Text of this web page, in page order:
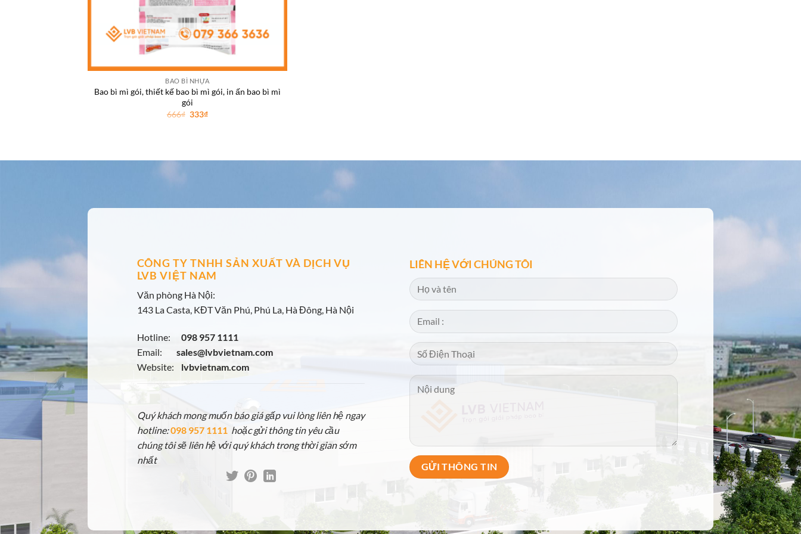
BAO BÌ NHỰA
Bao bì mì gói, thiết kế bao bì mì gói, in ấn bao bì mì
gói
666₫ Giá
333₫Giá
CÔNG TY TNHH SẢN XUẤT VÀ DỊCH VỤ
LVB VIỆT NAM
Văn phòng Hà Nội:
143 La Casta, KĐT Văn Phú, Phú La, Hà Đông, Hà Nội
Hotline:
098 957 1111
Email:
sales@lvbvietnam.com
Website:
lvbvietnam.com
Quý khách mong muốn báo giá gấp vui lòng liên hệ ngay
hotline:098 957 1111 hoặc gửi thông tin yêu cầu
chúng tôi sẽ liên hệ với quý khách trong thời gian sớm
nhất
LIÊN HỆ VỚI CHÚNG TÔI